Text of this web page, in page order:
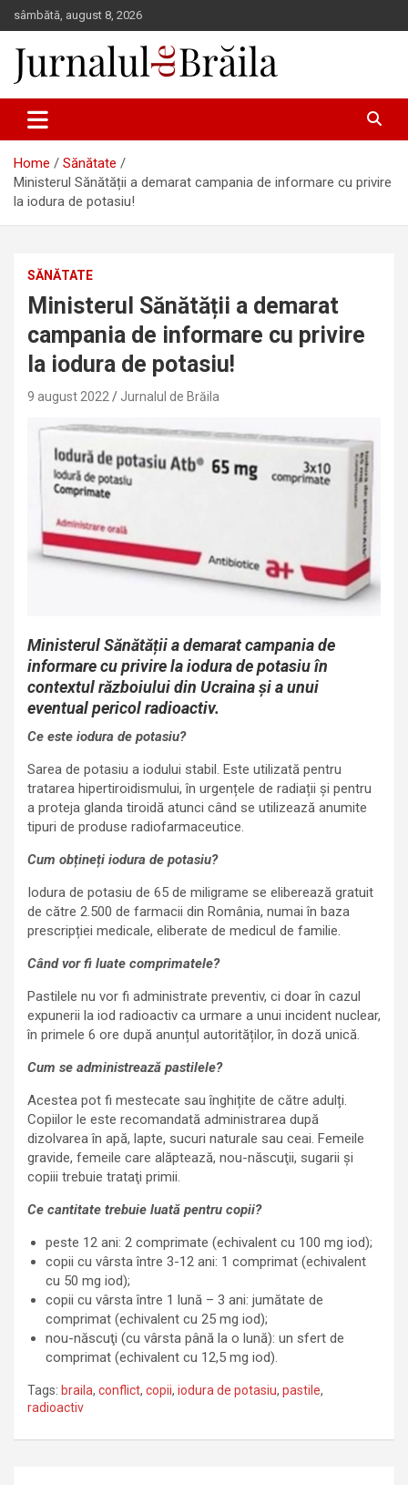
Skip
to
content
sâmbătă, august 8, 2026
Jurnalul de Brăila
Home
Sănătate
Ministerul Sănătății a demarat campania de informare cu privire
la iodura de potasiu!
SĂNĂTATE
Ministerul Sănătății a demarat
campania de informare cu privire
la iodura de potasiu!
9 august 2022 Jurnalul de Brăila
Ministerul Sănătății a demarat campania de
informare cu privire la iodura de potasiu în
contextul războiului din Ucraina și a unui
eventual pericol radioactiv.
Ce este iodura de potasiu?
Sarea de potasiu a iodului stabil. Este utilizată pentru
tratarea hipertiroidismului, în urgențele de radiații și pentru
a proteja glanda tiroidă atunci când se utilizează anumite
tipuri de produse radiofarmaceutice.
Cum obțineți iodura de potasiu?
Iodura de potasiu de 65 de miligrame se eliberează gratuit
de către 2.500 de farmacii din România, numai în baza
prescripției medicale, eliberate de medicul de familie.
Când vor fi luate comprimatele?
Pastilele nu vor fi administrate preventiv, ci doar în cazul
expunerii la iod radioactiv ca urmare a unui incident nuclear,
în primele 6 ore după anunțul autorităților, în doză unică.
Cum se administrează pastilele?
Acestea pot fi mestecate sau înghițite de către adulți.
Copiilor le este recomandată administrarea după
dizolvarea în apă, lapte, sucuri naturale sau ceai. Femeile
gravide, femeile care alăptează, nou-născuţii, sugarii şi
copiii trebuie trataţi primii.
Ce cantitate trebuie luată pentru copii?
peste 12 ani: 2 comprimate (echivalent cu 100 mg iod);
copii cu vârsta între 3-12 ani: 1 comprimat (echivalent
cu 50 mg iod);
copii cu vârsta între 1 lună – 3 ani: jumătate de
comprimat (echivalent cu 25 mg iod);
nou-născuţi (cu vârsta până la o lună): un sfert de
comprimat (echivalent cu 12,5 mg iod).
Tags: braila, conflict, copii, iodura de potasiu, pastile,
radioactiv